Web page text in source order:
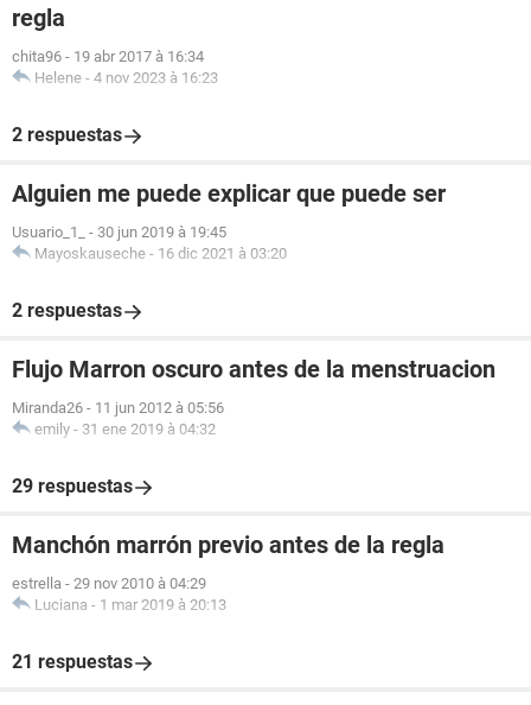
regla
chita96 - 19 abr 2017 à 16:34
Helene - 4 nov 2023 à 16:23
2 respuestas
Alguien me puede explicar que puede ser
Usuario_1_ - 30 jun 2019 à 19:45
Mayoskauseche - 16 dic 2021 à 03:20
2 respuestas
Flujo Marron oscuro antes de la menstruacion
Miranda26 - 11 jun 2012 à 05:56
emily - 31 ene 2019 à 04:32
29 respuestas
Manchón marrón previo antes de la regla
estrella - 29 nov 2010 à 04:29
Luciana - 1 mar 2019 à 20:13
21 respuestas